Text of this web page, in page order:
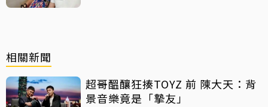
相關新聞
超哥醞釀狂揍TOYZ 前 陳大天：背
景音樂竟是「摯友」